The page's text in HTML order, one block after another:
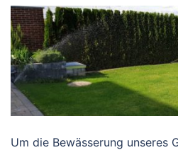
Um die Bewässerung unseres